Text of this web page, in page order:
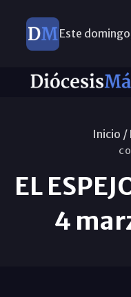
Este
Inicio /
EL
4